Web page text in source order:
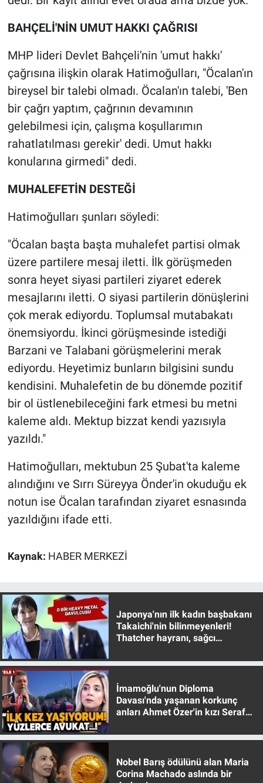
BAHÇELİ'NİN UMUT HAKKI ÇAĞRISI
MHP lideri Devlet Bahçeli'nin 'umut hakkı'
çağrısına ilişkin olarak Hatimoğulları, "Öcalan'ın
bireysel bir talebi olmadı. Öcalan'ın talebi, 'Ben
bir çağrı yaptım, çağrının devamının
gelebilmesi için, çalışma koşullarımın
rahatlatılması gerekir' dedi. Umut hakkı
konularına girmedi" dedi.
MUHALEFETİN DESTEĞİ
Hatimoğulları şunları söyledi:
"Öcalan başta başta muhalefet partisi olmak
üzere partilere mesaj iletti. İlk görüşmeden
sonra heyet siyasi partileri ziyaret ederek
mesajlarını iletti. O siyasi partilerin dönüşlerini
çok merak ediyordu. Toplumsal mutabakatı
önemsiyordu. İkinci görüşmesinde istediği
Barzani ve Talabani görüşmelerini merak
ediyordu. Heyetimiz bunların bilgisini sundu
kendisini. Muhalefetin de bu dönemde pozitif
bir ol üstlenebileceğini fark etmesi bu metni
kaleme aldı. Mektup bizzat kendi yazısıyla
yazıldı."
Hatimoğulları, mektubun 25 Şubat'ta kaleme
alındığını ve Sırrı Süreyya Önder'in okuduğu ek
notun ise Öcalan tarafından ziyaret esnasında
yazıldığını ifade etti.
Kaynak: HABER MERKEZİ
Japonya'nın ilk kadın başbakanı
Takaichi'nin bilinmeyenleri!
Thatcher hayranı, sağcı
İmamoğlu'nun Diploma
Davası'nda yaşanan korkunç
anları Ahmet Özer'in kızı Seraf
Nobel Barış ödülünü alan Maria
Corina Machado aslında bir
Popüler
Programlar
Sağlık
Spor
Teknoloji
Yerel Yaşam
Canlı Yayın